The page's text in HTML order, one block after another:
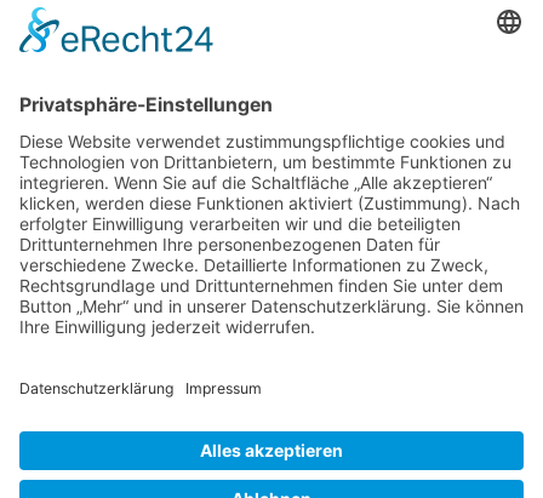
← Vorheriger:niels-hentschel-
logoo-lager-stapleR
Tel. 040 – 30 85 93 73 | Fax 040 – 30 85 93 74 |
oder info@kaltvernebler.de
Kaltvernebler Hardworker